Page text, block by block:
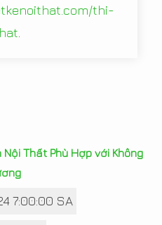
thi-
Nội Thất Phù Hợp với Không
7:00:00 SA